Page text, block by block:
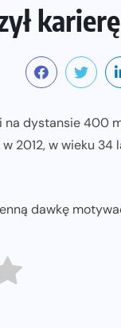
karierę
dystansie 400
2012, w wieku 34
dawkę